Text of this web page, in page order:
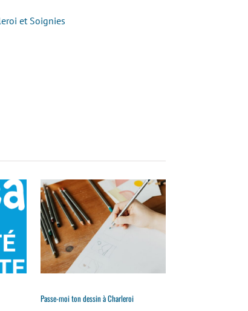
et Soignies
Passe-moi ton dessin à Charleroi